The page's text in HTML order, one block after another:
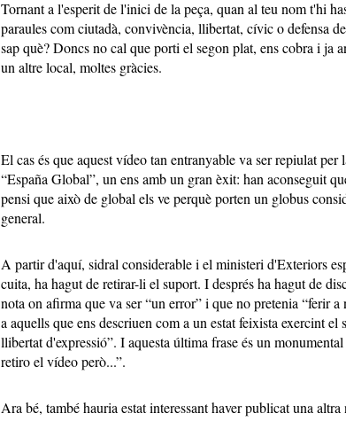
Tornant a l'esperit de l'inici de la peça, quan al teu nom t'hi
paraules com ciutadà, convivència, llibertat, cívic o defensa
sap què? Doncs no cal que porti el segon plat, ens cobra i ja
un altre local, moltes gràcies.
El cas és que aquest vídeo tan entranyable va ser repiulat per
“España Global”, un ens amb un gran èxit: han aconseguit
pensi que això de global els ve perquè porten un globus
general.
A partir d'aquí, sidral considerable i el ministeri d'Exteriors
cuita, ha hagut de retirar-li el suport. I després ha hagut de
nota on afirma que va ser “un error” i que no pretenia “ferir
a aquells que ens descriuen com a un estat feixista exercint el
llibertat d'expressió”. I aquesta última frase és un
retiro el vídeo però...”.
Ara bé, també hauria estat interessant haver publicat una